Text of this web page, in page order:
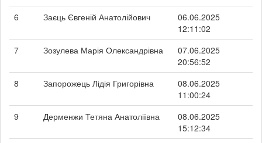
6
Заєць Євгеній Анатолійович
06.06.2025
12:11:02
7
Зозулева Марія Олександрівна
07.06.2025
20:56:52
8
Запорожець Лідія Григорівна
08.06.2025
11:00:24
9
Дерменжи Тетяна Анатоліївна
08.06.2025
15:12:34